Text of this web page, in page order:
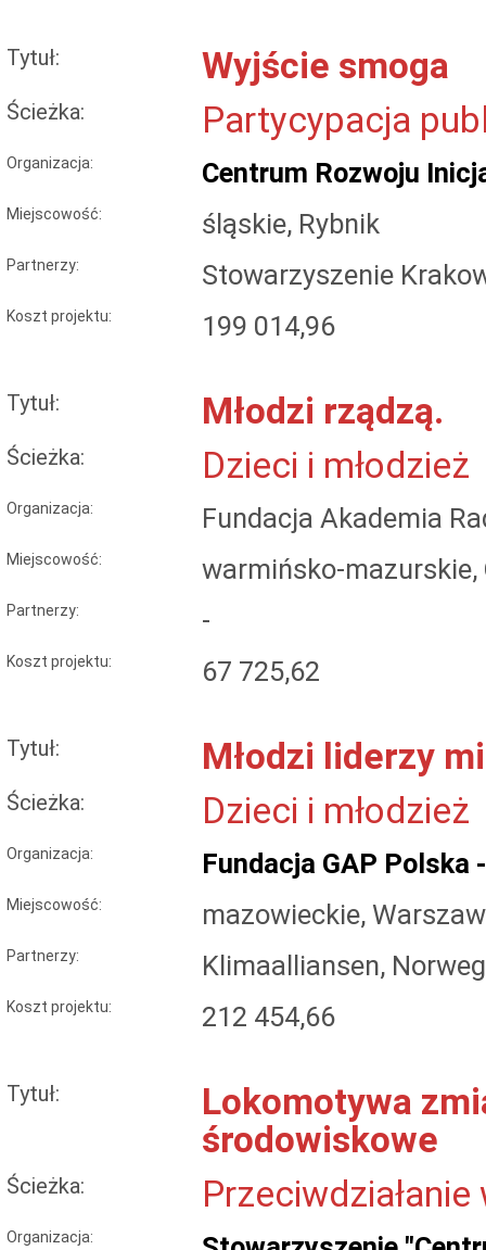
Tytuł: Wyjście smoga
Ścieżka: Partycypacja
Organizacja: Centrum Rozwoju
Miejscowość: śląskie, Rybnik
Partnerzy: Stowarzyszenie
Koszt projektu: 199 014,96
Tytuł: Młodzi rządzą.
Ścieżka: Dzieci i młodzież
Organizacja: Fundacja Akademia
Miejscowość: warmińsko-mazurskie,
Partnerzy: -
Koszt projektu: 67 725,62
Tytuł: Młodzi liderzy
Ścieżka: Dzieci i młodzież
Organizacja: Fundacja GAP Polska
Miejscowość: mazowieckie,
Partnerzy: Klimaalliansen,
Koszt projektu: 212 454,66
Tytuł:
Lokomotywa
środowiskowe
Ścieżka:
Organizacja: